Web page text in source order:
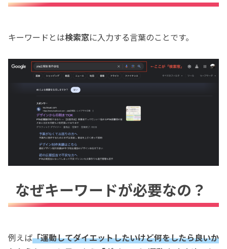
キーワードとは検索窓に入力する言葉のことです。
なぜキーワードが必要なの？
例えば「運動してダイエットしたいけど何をしたら良いか